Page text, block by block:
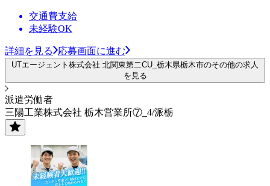
交通費支給
未経験OK
詳細を見る 応募画面に進む
UTエージェント株式会社 北関東第二CU_栃木県栃木市のその他の求人
を見る
派遣労働者
三陽工業株式会社 栃木営業所⑦_4/派栃